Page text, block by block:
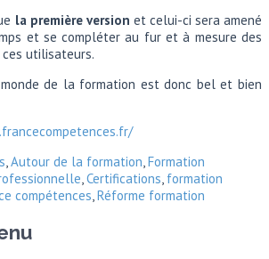
la première version et celui-ci sera amené
et se compléter au fur et à mesure des
utilisateurs.
de la formation est donc bel et bien
,Autour de la formation,Formation
,Certifications, formation
compétences,Réforme formation